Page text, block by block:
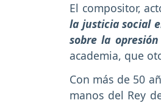
El compositor,
la justicia social
sobre la
academia, que
Con más de 50
manos del Rey